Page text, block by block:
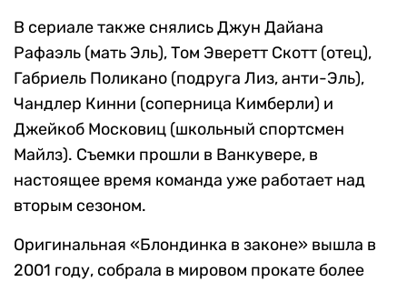
В сериале также снялись Джун Дайана
Рафаэль (мать Эль), Том Эверетт Скотт (отец),
Габриель Поликано (подруга Лиз, анти-Эль),
Чандлер Кинни (соперница Кимберли) и
Джейкоб Московиц (школьный спортсмен
Майлз). Съемки прошли в Ванкувере, в
настоящее время команда уже работает над
вторым сезоном.
Оригинальная «Блондинка в законе» вышла в
2001 году, собрала в мировом прокате более